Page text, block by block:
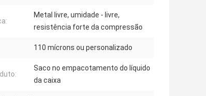
Metal livre, umidade - livre,
resistência forte da compressão
110 mícrons ou personalizado
Saco no empacotamento do líquido
da caixa